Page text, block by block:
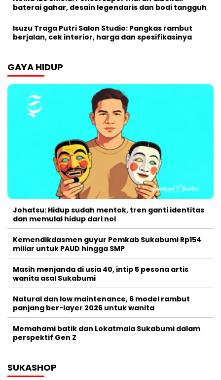
baterai gahar, desain legendaris dan bodi tangguh
Isuzu Traga Putri Salon Studio: Pangkas rambut
berjalan, cek interior, harga dan spesifikasinya
GAYA HIDUP
Johatsu: Hidup sudah mentok, tren ganti identitas
dan memulai hidup dari nol
Kemendikdasmen guyur Pemkab Sukabumi Rp154
miliar untuk PAUD hingga SMP
Masih menjanda di usia 40, intip 5 pesona artis
wanita asal Sukabumi
Natural dan low maintenance, 6 model rambut
panjang ber-layer 2026 untuk wanita
Memahami batik dan Lokatmala Sukabumi dalam
perspektif Gen Z
SUKASHOP